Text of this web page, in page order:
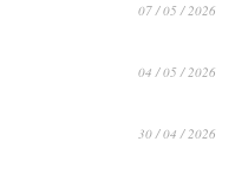
07 / 05 / 2026
04 / 05 / 2026
30 / 04 / 2026